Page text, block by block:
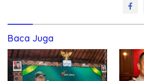
Baca Juga